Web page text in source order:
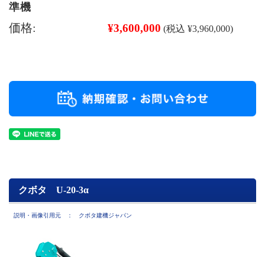
準機
価格: ¥3,600,000 (税込 ¥3,960,000)
クボタ U-20-3α
説明・画像引用元 ： クボタ建機ジャパン